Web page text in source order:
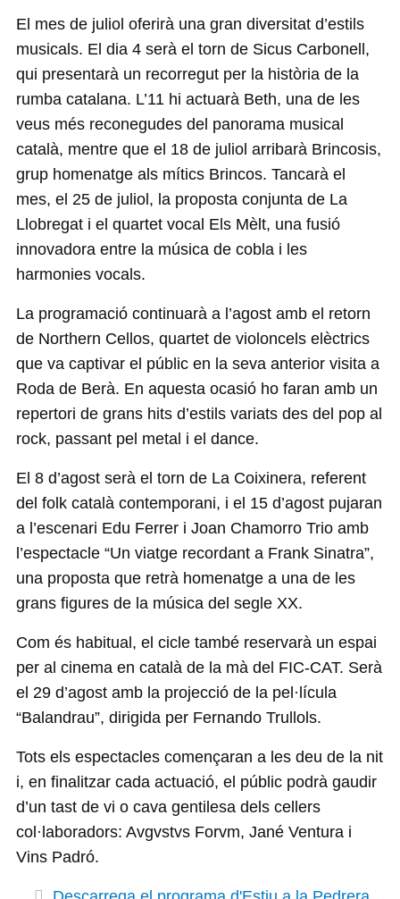
El mes de juliol oferirà una gran diversitat d’estils
musicals. El dia 4 serà el torn de Sicus Carbonell,
qui presentarà un recorregut per la història de la
rumba catalana. L’11 hi actuarà Beth, una de les
veus més reconegudes del panorama musical
català, mentre que el 18 de juliol arribarà Brincosis,
grup homenatge als mítics Brincos. Tancarà el
mes, el 25 de juliol, la proposta conjunta de La
Llobregat i el quartet vocal Els Mèlt, una fusió
innovadora entre la música de cobla i les
harmonies vocals.
La programació continuarà a l’agost amb el retorn
de Northern Cellos, quartet de violoncels elèctrics
que va captivar el públic en la seva anterior visita a
Roda de Berà. En aquesta ocasió ho faran amb un
repertori de grans hits d’estils variats des del pop al
rock, passant pel metal i el dance.
El 8 d’agost serà el torn de La Coixinera, referent
del folk català contemporani, i el 15 d’agost pujaran
a l’escenari Edu Ferrer i Joan Chamorro Trio amb
l’espectacle “Un viatge recordant a Frank Sinatra”,
una proposta que retrà homenatge a una de les
grans figures de la música del segle XX.
Com és habitual, el cicle també reservarà un espai
per al cinema en català de la mà del FIC-CAT. Serà
el 29 d’agost amb la projecció de la pel·lícula
“Balandrau”, dirigida per Fernando Trullols.
Tots els espectacles començaran a les deu de la nit
i, en finalitzar cada actuació, el públic podrà gaudir
d’un tast de vi o cava gentilesa dels cellers
col·laboradors: Avgvstvs Forvm, Jané Ventura i
Vins Padró.